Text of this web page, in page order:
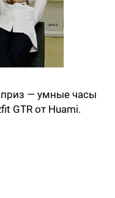
— умные часы
GTR от Huami.